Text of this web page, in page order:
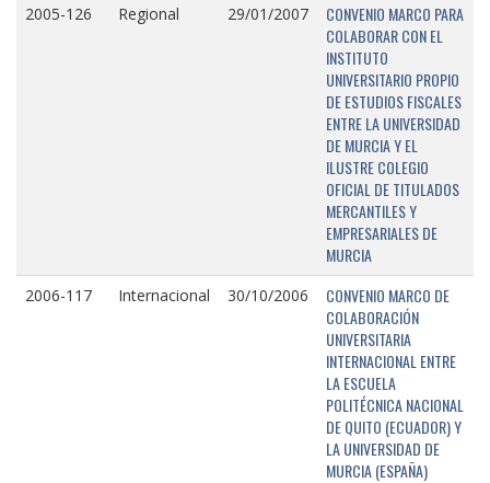
2005-126 Regional 29/01/2007
CONVENIO MARCO PARA
COLABORAR CON EL
INSTITUTO
UNIVERSITARIO PROPIO
DE ESTUDIOS FISCALES
ENTRE LA UNIVERSIDAD
DE MURCIA Y EL
ILUSTRE COLEGIO
OFICIAL DE TITULADOS
MERCANTILES Y
EMPRESARIALES DE
MURCIA
2006-117 Internacional 30/10/2006
CONVENIO MARCO DE
COLABORACIÓN
UNIVERSITARIA
INTERNACIONAL ENTRE
LA ESCUELA
POLITÉCNICA NACIONAL
DE QUITO (ECUADOR) Y
LA UNIVERSIDAD DE
MURCIA (ESPAÑA)